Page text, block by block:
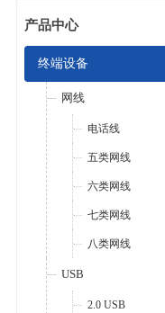
产品中心
终端设备
网线
电话线
五类网线
六类网线
七类网线
八类网线
USB
2.0 USB